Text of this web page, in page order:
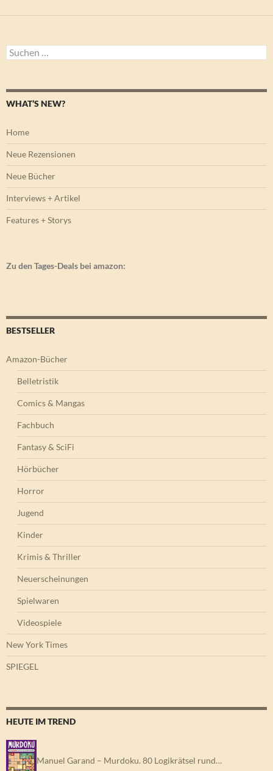
Suchen
nach:
WHAT’S NEW?
Home
Neue Rezensionen
Neue Bücher
Interviews + Artikel
Features + Storys
Zu den Tages-Deals bei amazon:
BESTSELLER
Amazon-Bücher
Belletristik
Comics & Mangas
Fachbuch
Fantasy & SciFi
Hörbücher
Horror
Jugend
Kinder
Krimis & Thriller
Neuerscheinungen
Spielwaren
Videospiele
New York Times
SPIEGEL
HEUTE IM TREND
Manuel Garand – Murdoku. 80 Logikrätsel rund…